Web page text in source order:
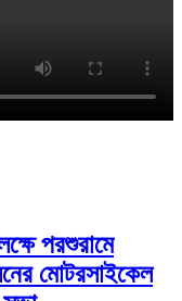
পরশুরামে
মোটরসাইকেল